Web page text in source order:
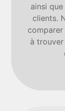
ainsi
clients.
à